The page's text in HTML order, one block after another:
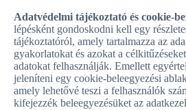
Adatvédelmi tájékoztató és cookie-
lépésként gondoskodni kell egy
tájékoztatóról, amely tartalmazza az
gyakorlatokat és azokat a
adatokat felhasználják. Emellett
jeleníteni egy cookie-beleegyezési
amely lehetővé teszi a felhasználók
kifejezzék beleegyezésüket az